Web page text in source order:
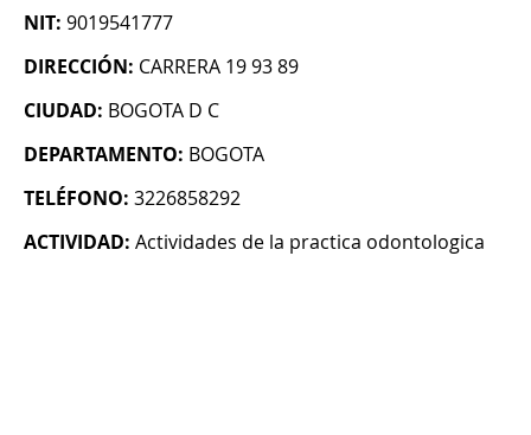
NIT: 9019541777
DIRECCIÓN: CARRERA 19 93 89
CIUDAD: BOGOTA D C
DEPARTAMENTO: BOGOTA
TELÉFONO: 3226858292
ACTIVIDAD: Actividades de la practica odontologica